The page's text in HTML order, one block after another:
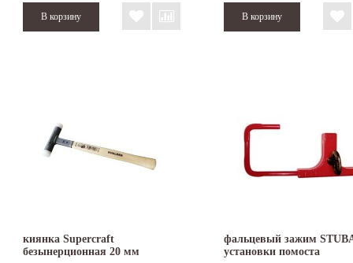
киянка Supercraft
безынерционная 20 мм
фальцевый зажим
установки помоста